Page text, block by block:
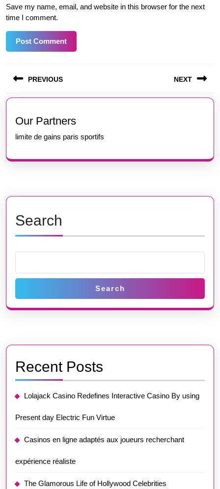
Save my name, email, and website in this browser for the next
time I comment.
navigation
PREVIOUS
Previous
post:
NEXT
Our Partners
limite de gains paris sportifs
Search
Search
Recent Posts
Lolajack Casino Redefines Interactive Casino By using
Present day Electric Fun Virtue
Casinos en ligne adaptés aux joueurs recherchant
expérience réaliste
The Glamorous Life of Hollywood Celebrities